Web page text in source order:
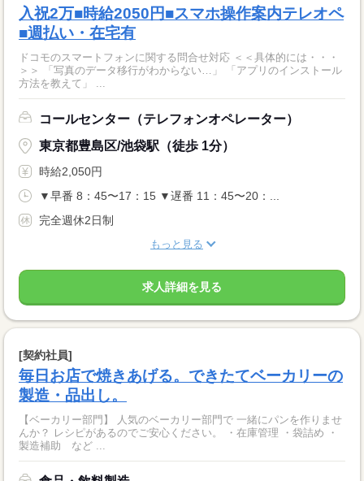
入祝2万■時給2050円■スマホ操作案内テレオペ
■週払い・在宅有
ドコモのスマートフォンに関する問合せ対応 ＜＜具体的には・・・
＞＞ 「写真のデータ移行がわからない…」 「アプリのインストール
方法を教えて」 ...
コールセンター（テレフォンオペレーター）
東京都豊島区/池袋駅（徒歩 1分）
時給2,050円
▼早番 8：45〜17：15 ▼遅番 11：45〜20：...
完全週休2日制
もっと見る
求人詳細を見る
[契約社員]
毎日お店で焼きあげる。できたてベーカリーの
製造・品出し。
【ベーカリー部門】 人気のベーカリー部門で 一緒にパンを作りませ
んか？ レシピがあるのでご安心ください。 ・在庫管理 ・袋詰め ・
製造補助 など ...